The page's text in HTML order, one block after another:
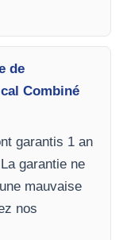
de
Combiné
garantis 1 an
garantie ne
mauvaise
nos